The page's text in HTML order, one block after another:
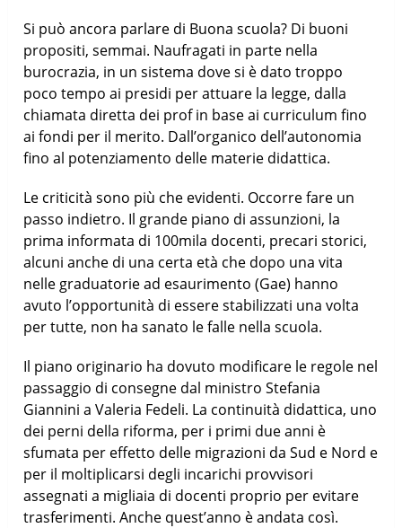
Si può ancora parlare di Buona scuola? Di buoni
propositi, semmai. Naufragati in parte nella
burocrazia, in un sistema dove si è dato troppo
poco tempo ai presidi per attuare la legge, dalla
chiamata diretta dei prof in base ai curriculum fino
ai fondi per il merito. Dall’organico dell’autonomia
fino al potenziamento delle materie didattica.
Le criticità sono più che evidenti. Occorre fare un
passo indietro. Il grande piano di assunzioni, la
prima informata di 100mila docenti, precari storici,
alcuni anche di una certa età che dopo una vita
nelle graduatorie ad esaurimento (Gae) hanno
avuto l’opportunità di essere stabilizzati una volta
per tutte, non ha sanato le falle nella scuola.
Il piano originario ha dovuto modificare le regole nel
passaggio di consegne dal ministro Stefania
Giannini a Valeria Fedeli. La continuità didattica, uno
dei perni della riforma, per i primi due anni è
sfumata per effetto delle migrazioni da Sud e Nord e
per il moltiplicarsi degli incarichi provvisori
assegnati a migliaia di docenti proprio per evitare
trasferimenti. Anche quest’anno è andata così.